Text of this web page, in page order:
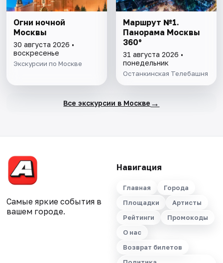
Огни ночной
Москвы
30 августа 2026 •
воскресенье
Экскурсии по Москве
Маршрут №1.
Панорама Москвы
360°
31 августа 2026 •
понедельник
Останкинская Телебашня
Все экскурсии в Москве →
Самые яркие события в
вашем городе.
Навигация
Главная
Города
Площадки
Артисты
Рейтинги
Промокоды
О нас
Возврат билетов